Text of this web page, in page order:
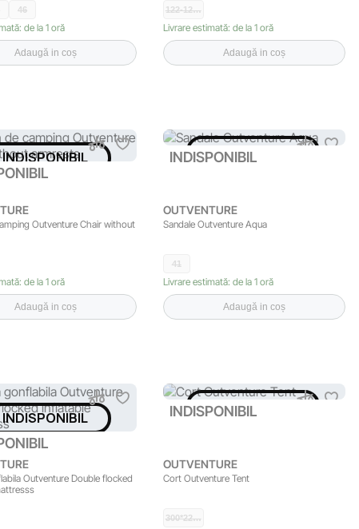
46
de la 1 oră
Adaugă in coș
122-12…
Livrare estimată: de la 1 oră
Adaugă in coș
INDISPONIBIL
Outventure Chair without
de la 1 oră
Adaugă in coș
INDISPONIBIL
INDISPONIBIL
OUTVENTURE
Sandale Outventure Aqua
41
Livrare estimată: de la 1 oră
Adaugă in coș
INDISPONIBIL
Outventure Double flocked
INDISPONIBIL
INDISPONIBIL
OUTVENTURE
Cort Outventure Tent
300*22…